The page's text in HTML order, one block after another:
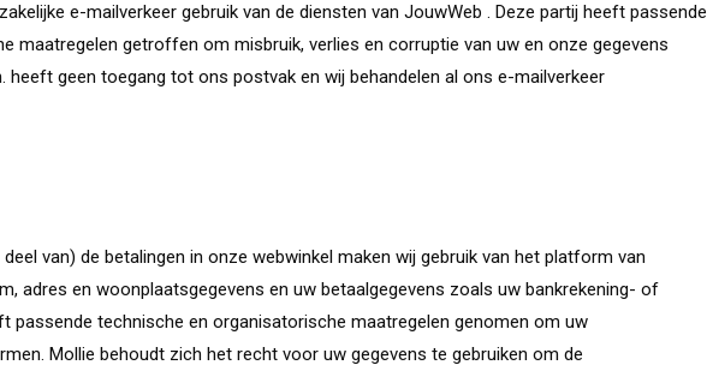
e-mailverkeer gebruik van de diensten van JouwWeb . Deze partij heeft passende
maatregelen getroffen om misbruik, verlies en corruptie van uw en onze gegevens
heeft geen toegang tot ons postvak en wij behandelen al ons e-mailverkeer
van) de betalingen in onze webwinkel maken wij gebruik van het platform van
adres en woonplaatsgegevens en uw betaalgegevens zoals uw bankrekening- of
passende technische en organisatorische maatregelen genomen om uw
Mollie behoudt zich het recht voor uw gegevens te gebruiken om de